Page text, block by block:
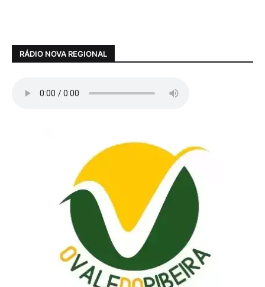
RÁDIO NOVA REGIONAL